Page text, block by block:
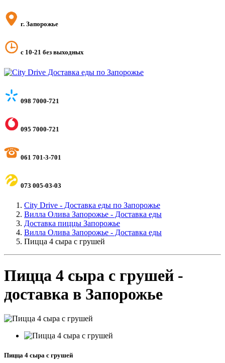
г. Запорожье
с 10-21 без выходных
098 7000-721
095 7000-721
061 701-3-701
073 005-03-03
City Drive - Доставка еды по Запорожье
Вилла Олива Запорожье - Доставка еды
Доставка пиццы Запорожье
Вилла Олива Запорожье - Доставка еды
Пицца 4 сыра с грушей
Пицца 4 сыра с грушей -
доставка в Запорожье
Пицца 4 сыра с грушей